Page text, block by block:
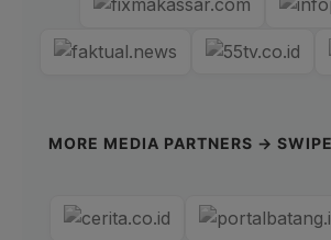
MORE MEDIA PARTNERS →